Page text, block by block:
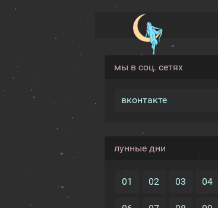
мы в соц. сетях
вконтакте
лунные дни
01 02 03 04